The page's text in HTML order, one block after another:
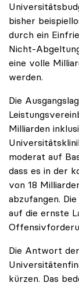
bisher
durch ein
Nicht-
eine volle
werden.
Die
Milliarden
moderat auf
dass es in der
von 18
abzufangen.
auf die ernste
Die Antwort
kürzen. Das